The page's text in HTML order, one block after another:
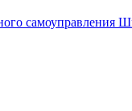
самоуправления